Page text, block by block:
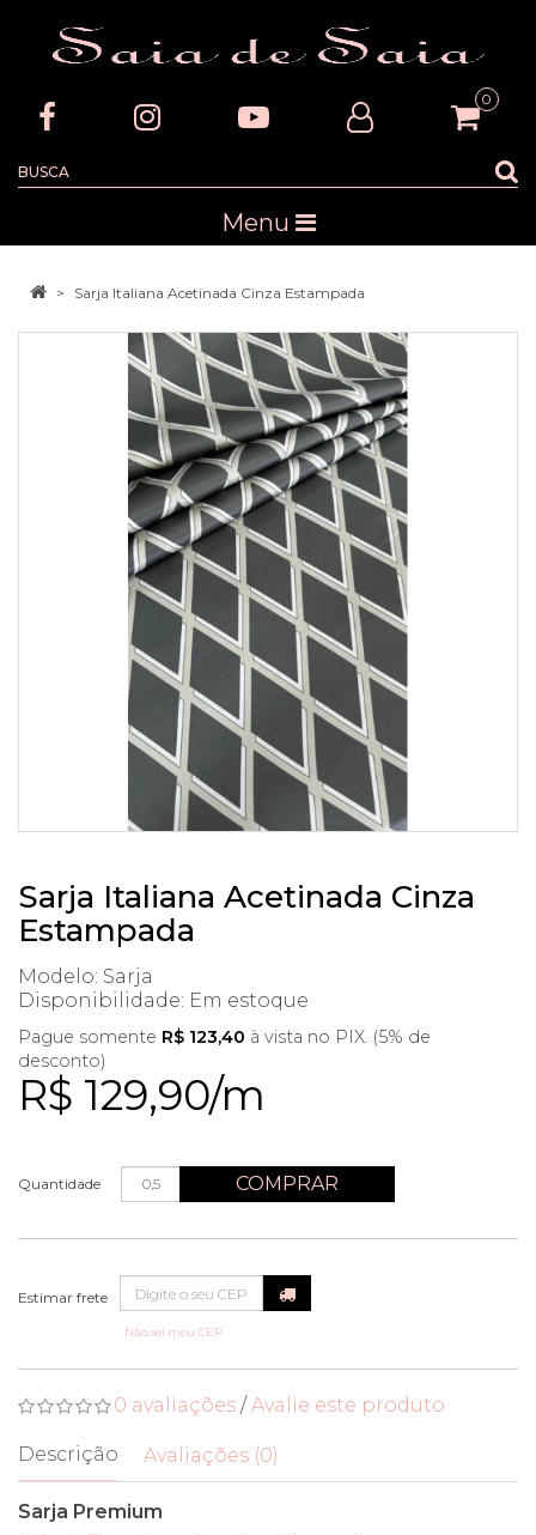
0
Menu
Sarja Italiana Acetinada Cinza Estampada
Sarja Italiana Acetinada Cinza
Estampada
Modelo: Sarja
Disponibilidade: Em estoque
R$ 129,90/m
Pague somente R$ 123,40 à vista no PIX. (5% de
desconto)
Quantidade COMPRAR
Não sei meu CEP
0 avaliações /Avalie este produto
Descrição Avaliações (0)
Sarja Premium